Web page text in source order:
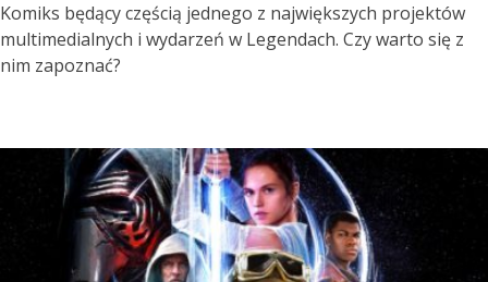
Komiks będący częścią jednego z największych projektów
multimedialnych i wydarzeń w Legendach. Czy warto się z
nim zapoznać?